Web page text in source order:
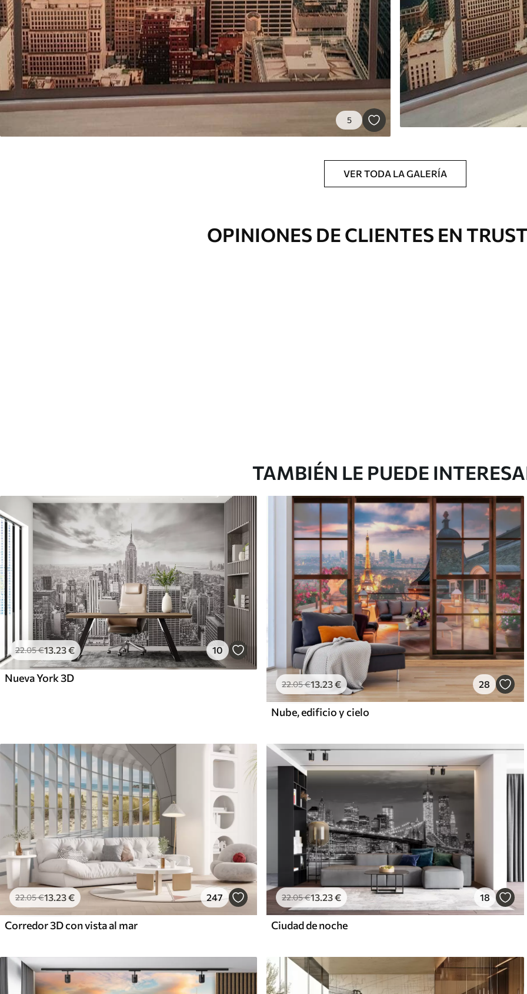
5
VER TODA LA GALERÍA
OPINIONES DE CLIENTES EN
TAMBIÉN LE PUEDE
22.05€13.23€ 10
Nueva York 3D 22.05€13.23€ 28
Nube, edificio y cielo
22.05€13.23€ 247
Corredor 3D con vista al mar
22.05€13.23€ 18
Ciudad de noche